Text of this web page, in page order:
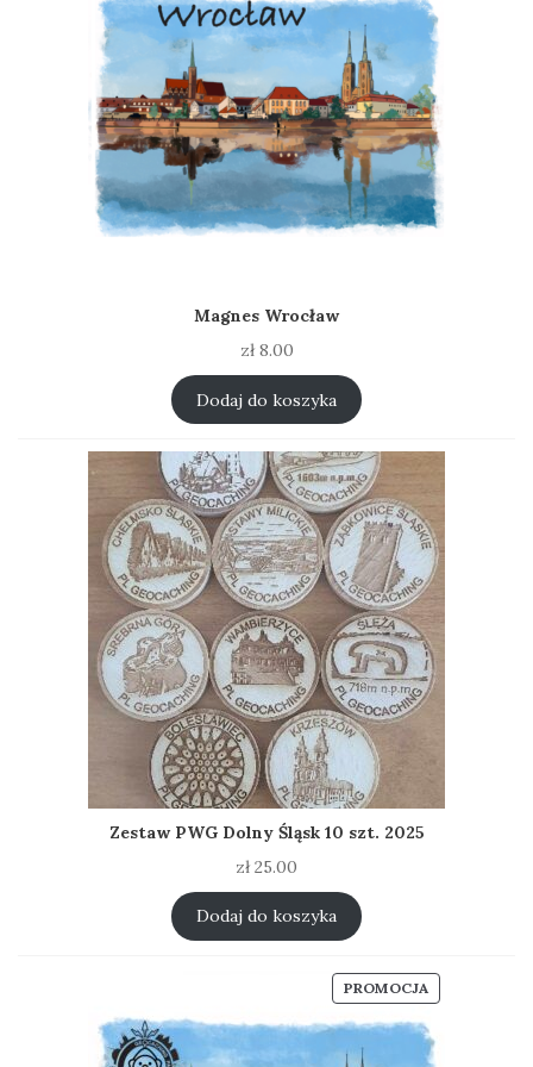
Magnes Wrocław
zł8.00
Dodaj do koszyka
Zestaw PWG Dolny Śląsk 10 szt. 2025
zł25.00
Dodaj do koszyka
PROMOCJAPRODUKT
W
PROMOCJI